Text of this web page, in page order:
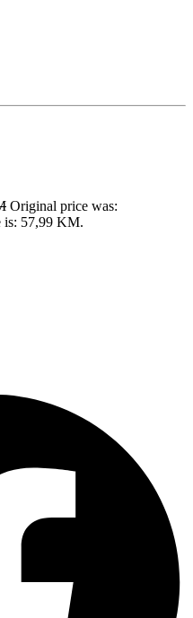
Original price was:
is: 57,99 KM.